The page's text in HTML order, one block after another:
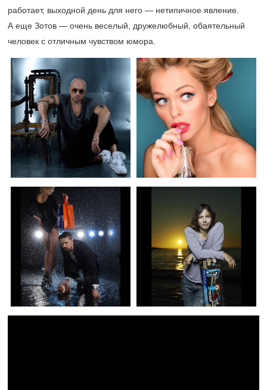
работает, выходной день для него — нетипичное явление.
А еще Зотов — очень веселый, дружелюбный, обаятельный
человек с отличным чувством юмора.​